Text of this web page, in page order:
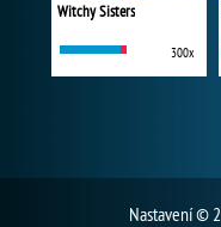
Witchy Sisters
300x
Nastavení©